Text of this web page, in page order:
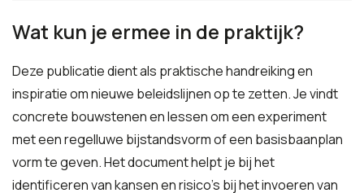
Wat kun je ermee in de praktijk?
Deze publicatie dient als praktische handreiking en
inspiratie om nieuwe beleidslijnen op te zetten. Je vindt
concrete bouwstenen en lessen om een experiment
met een regelluwe bijstandsvorm of een basisbaanplan
vorm te geven. Het document helpt je bij het
identificeren van kansen en risico’s bij het invoeren van